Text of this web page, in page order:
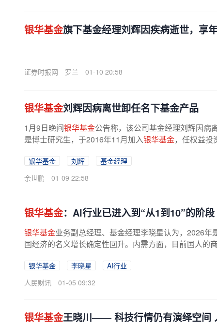
银华基金旗下基金经理刘辉因疾病逝世，享
证券时报网 罗兰 01-10 20:58
银华基金刘辉因病离世卸任名下基金产品
1月9日晚间银华基金公告称，该公司基金经理刘辉因病
是博士研究生，于2016年11月加入银华基金，任权益投
银华基金 刘辉
基金经理
余世鹏
01-09 22:58
银华基金：AI行业已进入到“从1到10”的阶段
银华基金业务副总经理、基金经理李晓星认为，2026年
国经济的名义增长确定性回升。内需方面，目前国人的
银华基金 李晓星
AI行业
人民财讯
01-05 09:32
银华基金王晓川—— 科技行情仍有演绎空间